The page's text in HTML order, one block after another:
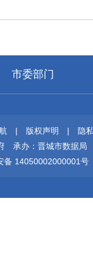
市委部门
| 版权声明 |
隐
承办：晋城市数据局
备 14050002000001号